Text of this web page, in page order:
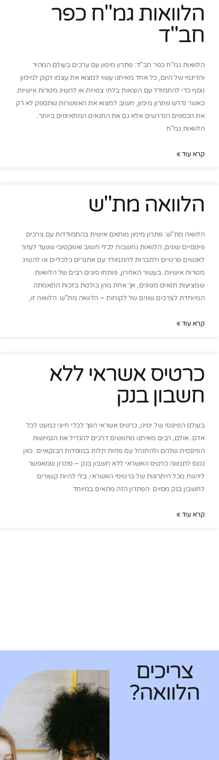
הלוואות גמ"ח כפר
חב"ד
הלוואות גמ"ח כפר חב"ד: פתרון מימון עם ערכים בעולם המהיר
והדינמי של היום, כל אחד מאיתנו עשוי למצוא את עצמו זקוק למימון
נוסף כדי להתמודד עם הוצאות בלתי צפויות או להשיג מטרות אישיות.
כאשר נדרש פתרון מימון, חשוב למצוא את האפשרות שתספק לא רק
את הכספים הנדרשים אלא גם את התנאים המתאימים ביותר.
הלוואות גמ"ח
קרא עוד »
הלוואה מת"ש
הלוואה מת"ש: פתרון מימון מותאם אישית בהתמודדות עם צרכים
פיננסיים שונים, הלוואות נחשבות לכלי חשוב ואפקטיבי שנועד לעזור
לאנשים פרטיים ולחברות להתמודד עם אתגרים כלכליים או להשיג
מטרות אישיות. בעשור האחרון, פותחו סוגים רבים של הלוואות
שמציעות תנאים מגוונים, אך אחת מהן בולטת בזכות התאמתה
המיוחדת לצרכים שונים של לקוחות – הלוואה מת"ש. הלוואה זו,
קרא עוד »
כרטיס אשראי ללא
חשבון בנק
בעולם הפיננסי של ימינו, כרטיס אשראי הפך לכלי חיוני כמעט לכל
אדם. אולם, רבים מאיתנו מחפשים דרכים להגדיל את הגמישות
הפיננסית שלהם ולהתנהל עם פחות תלות במוסדות הבנקאיים. כאן
נכנס לתמונה כרטיס האשראי ללא חשבון בנק – פתרון שמאפשר
ליהנות מכל היתרונות של כרטיסי האשראי, בלי להיות קשורים
לחשבון בנק מסוים. הפתרון הזה מתאים במיוחד
קרא עוד »
צריכים
הלוואה?